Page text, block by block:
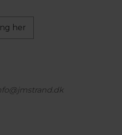
her